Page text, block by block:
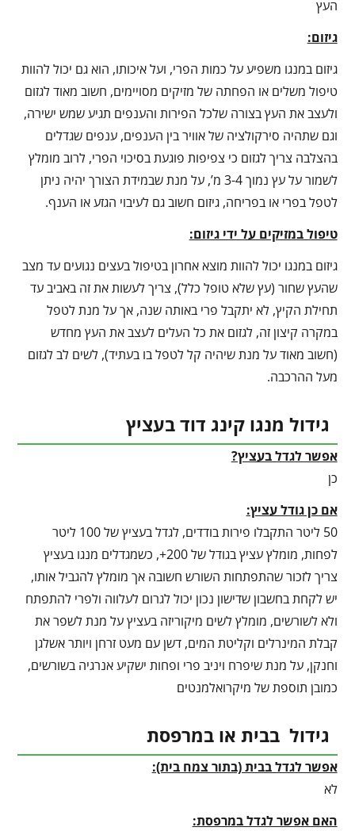
העץ
גיזום:
גיזום במנגו משפיע על כמות הפרי, ועל איכותו, הוא גם יכול להוות
טיפול משלים או הפחתה של מזיקים מסויימים, חשוב מאוד לגזום
ולעצב את העץ בצורה שלכל הפירות והענפים תגיע שמש ישירה,
וגם שתהיה סירקולציה של אוויר בין הענפים, ענפים שגדלים
בהצלבה צריך לגזום כי צפיפות פוגעת בסיכוי הפרי, לרוב מומלץ
לשמור על עץ נמוך 3-4 מ’, על מנת שבמידת הצורך יהיה ניתן
לטפל בפרי או בפריחה, גיזום חשוב גם לעיבוי הגזע או הענף.
טיפול במזיקים על ידי גיזום:
גיזום במנגו יכול להוות מוצא אחרון בטיפול בעצים נגועים עד מצב
שהעץ שחור (עץ שלא טופל כלל), צריך לעשות את זה באביב עד
תחילת הקיץ, לא יתקבל פרי באותה שנה, אך על מנת לטפל
במקרה קיצון זה, לגזום את כל העלים לעצב את העץ מחדש
(חשוב מאוד על מנת שיהיה קל לטפל בו בעתיד), לשים לב לגזום
מעל ההרכבה.
גידול מנגו קינג דוד בעציץ
אפשר לגדל בעציץ?
כן
אם כן גודל עציץ:
50 ליטר התקבלו פירות בודדים, לגדל בעציץ של 100 ליטר
לפחות, מומלץ עציץ בגודל של 200+, כשמגדלים מנגו בעציץ
צריך לזכור שהתפתחות השורש חשובה אך מומלץ להגביל אותו,
יש לקחת בחשבון שדישון נכון יכול לגרום לעלווה ולפרי להתפתח
ולא לשורשים, מומלץ לשים מיקוריזה בעציץ על מנת לשפר את
קבלת המינרלים וקליטת המים, דשן עם מעט זרחן ויותר אשלגן
וחנקן, על מנת שיפרח ויניב פרי ופחות ישקיע אנרגיה בשורשים,
כמובן תוספת של מיקרואלמנטים
גידול בבית או במרפסת
אפשר לגדל בבית (בתור צמח בית):
לא
האם אפשר לגדל במרפסת: